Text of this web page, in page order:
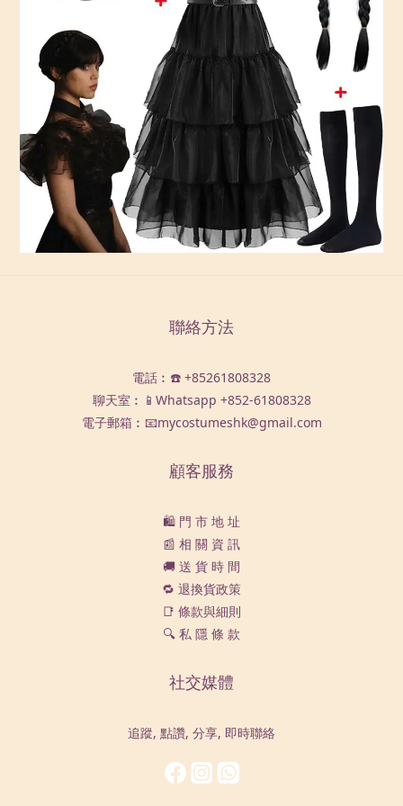
聯絡方法
電話︰☎️ +85261808328
聊天室︰📱Whatsapp +852-61808328
電子郵箱︰📧mycostumeshk@gmail.com
顧客服務
🛍️ 門 市 地 址
📰 相 關 資 訊
🚚 送 貨 時 間
🔁 退換貨政策
📑 條款與細則
🔍 私 隱 條 款
社交媒體
追蹤, 點讚, 分享, 即時聯絡